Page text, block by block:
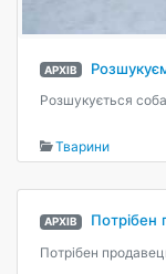
АРХІВ
Розшукується
Тварини
АРХІВ Потрібен
Потрібен